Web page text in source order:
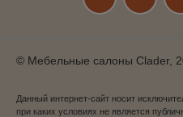
© Мебельные салоны Clader,
Данный интернет-сайт носит
при каких условиях не является